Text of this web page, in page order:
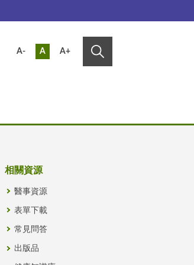
A- A A+
相關資源
醫事資源
表單下載
常見問答
出版品